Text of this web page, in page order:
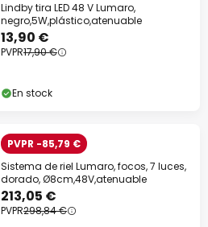
Lindby tira LED 48 V Lumaro,
negro,5W,plástico,atenuable
13,90 €
PVPR17,90 €
En stock
PVPR -85,79 €
Sistema de riel Lumaro, focos, 7 luces,
dorado, Ø8cm,48V,atenuable
213,05 €
PVPR298,84 €